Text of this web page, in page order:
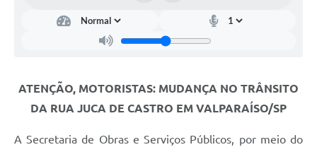
Arquivos para Download
ATENÇÃO, MOTORISTAS: MUDANÇA NO TRÂNSITO
DA RUA JUCA DE CASTRO EM VALPARAÍSO/SP
A Secretaria de Obras e Serviços Públicos, por meio do